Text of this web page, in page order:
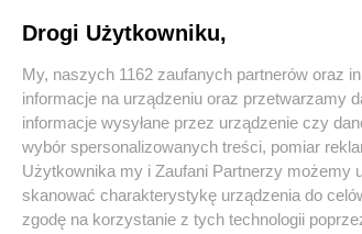
Drogi Użytkowniku,
My, naszych 1162 zaufanych partnerów oraz
informacje na urządzeniu oraz przetwarzamy
informacje wysyłane przez urządzenie czy
wybór spersonalizowanych treści, pomiar
Użytkownika my i Zaufani Partnerzy możemy
skanować charakterystykę urządzenia do
zgodę na korzystanie z tych technologii